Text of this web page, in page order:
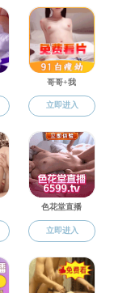
究员）
H-N
部门
电气工程系
控制科学与工程